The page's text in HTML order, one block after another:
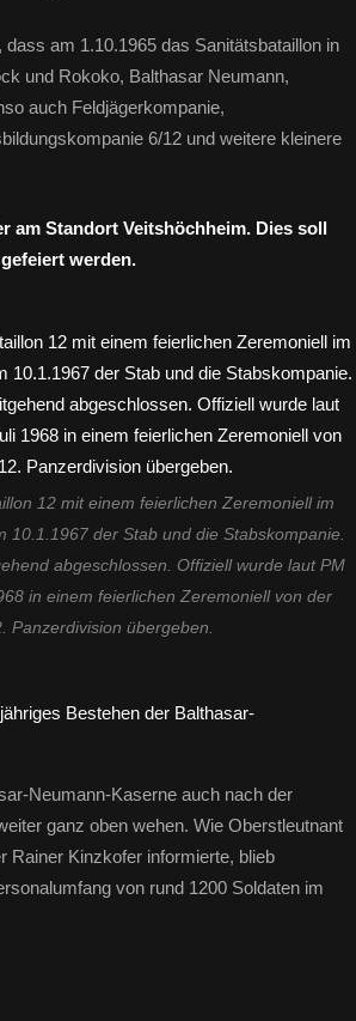
am 1.10.1965 das Sanitätsbataillon in
und Rokoko, Balthasar Neumann,
auch Feldjägerkompanie,
6/12 und weitere kleinere
am Standort Veitshöchheim. Dies soll
werden.
12 mit einem feierlichen Zeremoniell im
10.1.1967 der Stab und die Stabskompanie.
abgeschlossen. Offiziell wurde laut PM
in einem feierlichen Zeremoniell von der
Panzerdivision übergeben.
Neumann-Kaserne auch nach der
ganz oben wehen. Wie Oberstleutnant
Rainer Kinzkofer informierte, blieb
von rund 1200 Soldaten im